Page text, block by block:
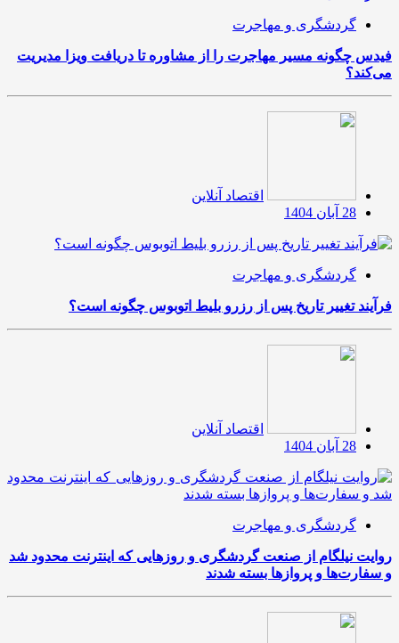
گردشگری و مهاجرت
فیدس چگونه مسیر مهاجرت را از مشاوره تا دریافت ویزا مدیریت
می‌کند؟
اقتصاد آنلاین
28 آبان 1404
گردشگری و مهاجرت
فرآیند تغییر تاریخ پس از رزرو بلیط اتوبوس چگونه است؟
اقتصاد آنلاین
28 آبان 1404
گردشگری و مهاجرت
روایت نیلگام از صنعت گردشگری و روزهایی که اینترنت محدود شد
و سفارت‌ها و پروازها بسته شدند